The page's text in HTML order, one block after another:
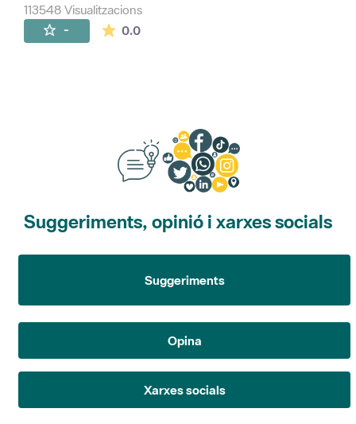
113548 Visualitzacions
- 0.0La mitjana de les valoracions és de 0
Suggeriments, opinió i xarxes socials
Suggeriments
Opina
Xarxes socials